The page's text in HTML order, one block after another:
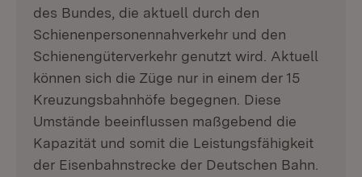
des Bundes, die aktuell durch den
Schienenpersonennahverkehr und den
Schienengüterverkehr genutzt wird. Aktuell
können sich die Züge nur in einem der 15
Kreuzungsbahnhöfe begegnen. Diese
Umstände beeinflussen maßgebend die
Kapazität und somit die Leistungsfähigkeit
der Eisenbahnstrecke der Deutschen Bahn.